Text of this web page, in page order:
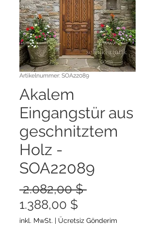
Artikelnummer: SOA22089
Akalem
Eingangstür aus
geschnitztem
Holz -
SOA22089
2.082,00 $
1.388,00 $
Preis
inkl. MwSt. | Ücretsiz Gönderim